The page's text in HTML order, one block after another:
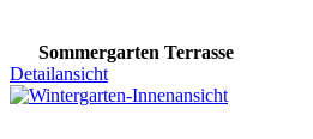
Sommergarten Terrasse
Detailansicht